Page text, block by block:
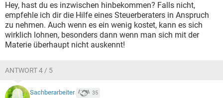
Hey, hast du es inzwischen hinbekommen? Falls nicht,
empfehle ich dir die Hilfe eines Steuerberaters in Anspruch
zu nehmen. Auch wenn es ein wenig kostet, kann es sich
wirklich lohnen, besonders dann wenn man sich mit der
Materie überhaupt nicht auskennt!
ANTWORT 4 / 5
Sachberarbeiter 35